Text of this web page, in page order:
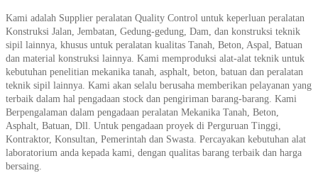
Kami adalah Supplier peralatan Quality Control untuk keperluan peralatan
Konstruksi Jalan, Jembatan, Gedung-gedung, Dam, dan konstruksi teknik
sipil lainnya, khusus untuk peralatan kualitas Tanah, Beton, Aspal, Batuan
dan material konstruksi lainnya. Kami memproduksi alat-alat teknik untuk
kebutuhan penelitian mekanika tanah, asphalt, beton, batuan dan peralatan
teknik sipil lainnya. Kami akan selalu berusaha memberikan pelayanan yang
terbaik dalam hal pengadaan stock dan pengiriman barang-barang. Kami
Berpengalaman dalam pengadaan peralatan Mekanika Tanah, Beton,
Asphalt, Batuan, Dll. Untuk pengadaan proyek di Perguruan Tinggi,
Kontraktor, Konsultan, Pemerintah dan Swasta. Percayakan kebutuhan alat
laboratorium anda kepada kami, dengan qualitas barang terbaik dan harga
bersaing.